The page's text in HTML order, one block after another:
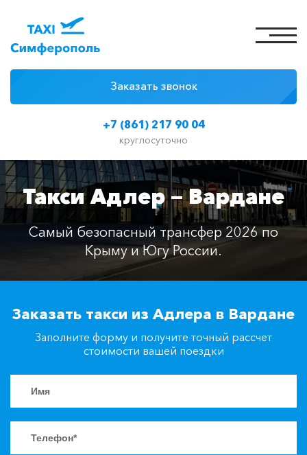
+7 (861) 217 90 04
круглосуточно
Заказать звонок
Цены на такси
Классы автомобилей
Отзывы
Контакты
+7(861)217-90-04
Такси Адлер — Вардане
Самый безопасный трансфер 2026 по
Крыму и Югу России.
Заказать такси из Адлера в Вардане
Заполните форму и получите точный рассчет
стоимости вашей поездки